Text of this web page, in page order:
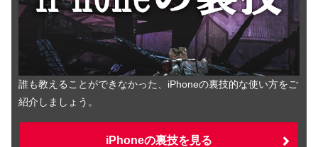
誰も教えることができなかった、iPhoneの裏技的な使い方をご
紹介しましょう。
iPhoneの裏技を見る